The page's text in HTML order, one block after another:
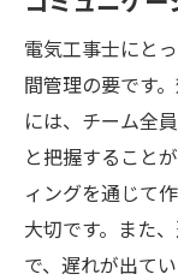
電気工事士にと
間管理の要です
には、チーム全
と把握すること
ィングを通じて
大切です。また
で、遅れが出て